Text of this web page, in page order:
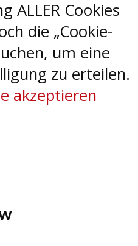
ALLER Cookies
die „Cookie-
um eine
zu erteilen.
akzeptieren